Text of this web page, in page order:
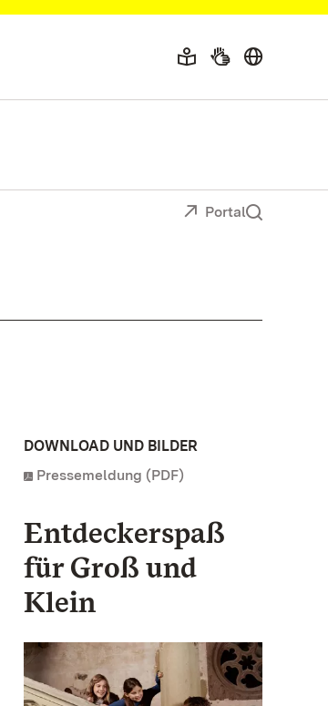
Portal
DOWNLOAD UND BILDER
Pressemeldung (PDF)
Entdeckerspaß
für Groß und
Klein